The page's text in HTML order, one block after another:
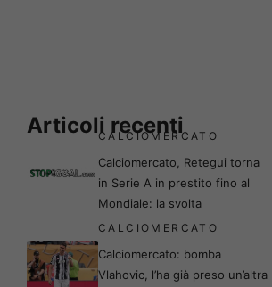
Articoli recenti
CALCIOMERCATO
Calciomercato, Retegui torna
in Serie A in prestito fino al
Mondiale: la svolta
CALCIOMERCATO
Calciomercato: bomba
Vlahovic, l’ha già preso un’altra